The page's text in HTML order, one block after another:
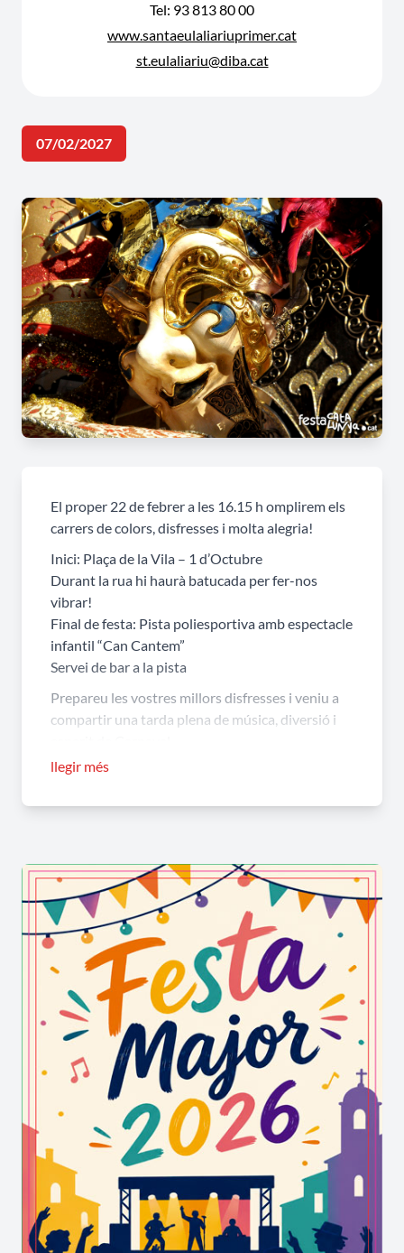
Tel: 93 813 80 00
www.santaeulaliariuprimer.cat
st.eulaliariu@diba.cat
07/02/2027
El proper 22 de febrer a les 16.15 h omplirem els
carrers de colors, disfresses i molta alegria!
Inici: Plaça de la Vila – 1 d’Octubre
Durant la rua hi haurà batucada per fer-nos
vibrar!
Final de festa: Pista poliesportiva amb espectacle
infantil “Can Cantem”
Servei de bar a la pista
Prepareu les vostres millors disfresses i veniu a
compartir una tarda plena de música, diversió i
llegir més